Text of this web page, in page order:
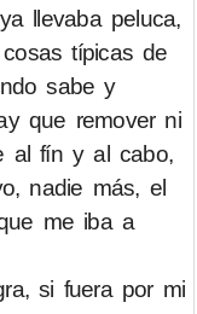
llevaba peluca,
típicas de
sabe y
que remover ni
al fín y al cabo,
nadie más, el
me iba a
si fuera por mi